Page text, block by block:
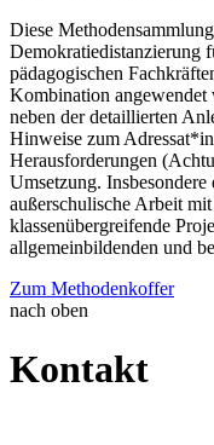
Diese
Demokratiedistanzierung
pädagogischen
Kombination angewendet
neben der detaillierten
Hinweise zum
Herausforderungen
Umsetzung.
außerschulische Arbeit
klassenübergreifende
allgemeinbildenden und
Zum Methodenkoffer
nach oben
Kontakt